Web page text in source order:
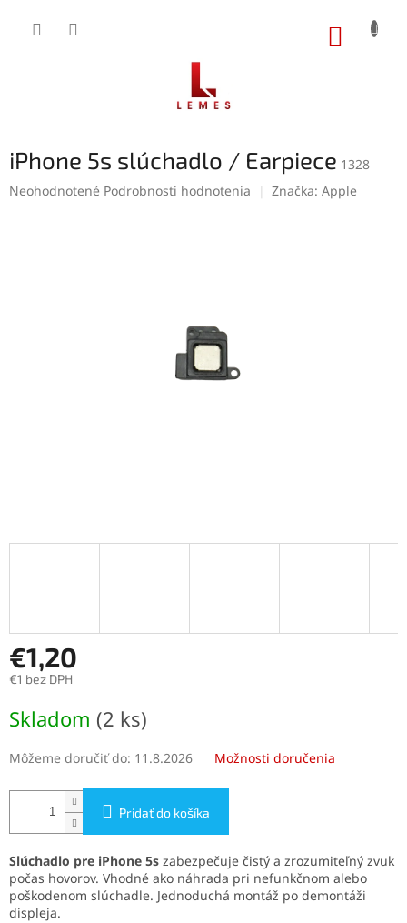
iPhone 5s slúchadlo / Earpiece 1328
Priemerné
Neohodnotené Podrobnosti hodnotenia Značka: Apple
€1,20
€1 bez DPH
cena:
Skladom (2 ks)
Môžeme doručiť do: 11.8.2026 Možnosti doručenia
Pridať do košíka
Slúchadlo pre iPhone 5s zabezpečuje čistý a zrozumiteľný zvuk
počas hovorov. Vhodné ako náhrada pri nefunkčnom alebo
poškodenom slúchadle. Jednoduchá montáž po demontáži
displeja.